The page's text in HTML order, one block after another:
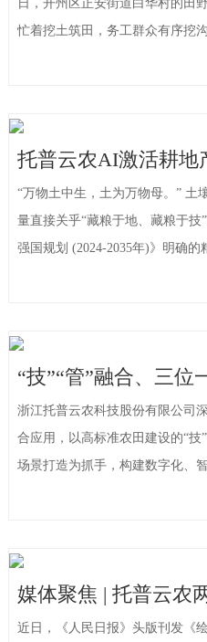
日，开州区正安街道白华村的田
忙着挖土筑田，务工群众有序挖
度，反复叮嘱施工安全，一幅高
“万物土中生，土为万物母。” 土
量直接关乎“藏粮于地、藏粮于
强国规划 (2024-2035年)》明确的
国农业已从“靠天吃饭”“化学赋能
浙江托普云农科技股份有限公司
合应用，以高标准农田建设的“技
场景打造为抓手，构建数字化、
农田（绿色农田）建设解决方案
近日，《人民日报》头版刊发《